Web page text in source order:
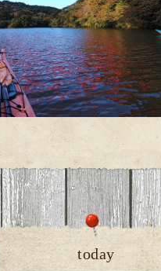
today